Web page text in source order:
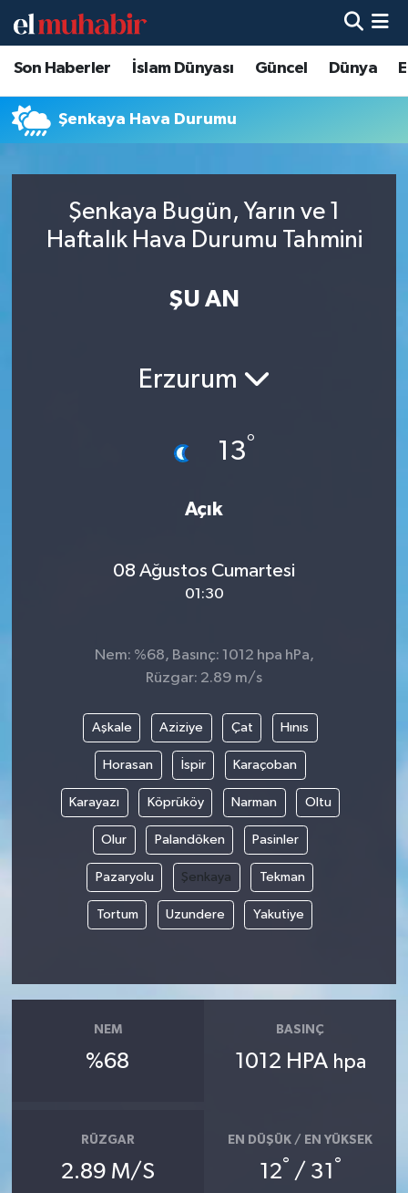
Son Haberler İslam Dünyası Güncel Dünya
Şenkaya Hava Durumu
Şenkaya Bugün, Yarın ve 1
Haftalık Hava Durumu Tahmini
ŞU AN
Erzurum
13°
Açık
08 Ağustos Cumartesi
01:30
Nem: %68, Basınç: 1012 hpa hPa,
Rüzgar: 2.89 m/s
Aşkale Aziziye Çat Hınıs
Horasan İspir Karaçoban
Karayazı Köprüköy Narman Oltu
Olur Palandöken Pasinler
Pazaryolu Şenkaya Tekman
Tortum Uzundere Yakutiye
NEM
%68
BASINÇ
1012 HPA hpa
RÜZGAR
2.89 M/S
EN DÜŞÜK / EN YÜKSEK
12° / 31 °
Hava Durumu
Trafik Durumu
Tüm Manşetler